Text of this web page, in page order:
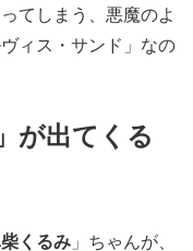
てしまう、悪魔のよ
ィス・サンド 」なの
が出てくる
くるみ 」ちゃんが、